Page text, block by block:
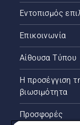
Εντοπισμός
Επικοινωνία
Αίθουσα Τύπου
Η προσέγγιση
βιωσιμότητα
Προσφορές